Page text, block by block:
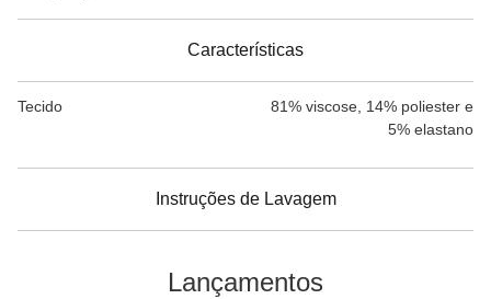
Características
Tecido
81% viscose, 14% poliester e
5% elastano
Instruções de Lavagem
Lançamentos